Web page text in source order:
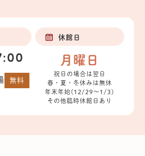
無料
休館日
月曜日
祝日の場合は翌日
春・夏・冬休みは無休
年末年始(12/29～1/3)
その他臨時休館日あり